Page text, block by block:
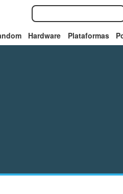
Hardware Plataformas